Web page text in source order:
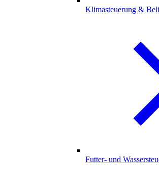
Klimasteuerung &
Futter- und